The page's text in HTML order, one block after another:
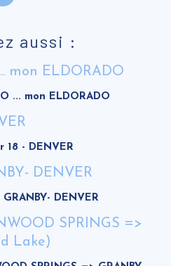
aussi :
... mon ELDORADO
18 - DENVER
GRANBY- DENVER